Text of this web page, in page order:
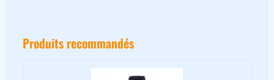
Produits recommandés